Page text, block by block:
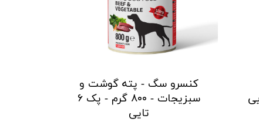
کنسرو سگ - پته گوشت و
سبزیجات - ۸۰۰ گرم - پک ۶
تایی